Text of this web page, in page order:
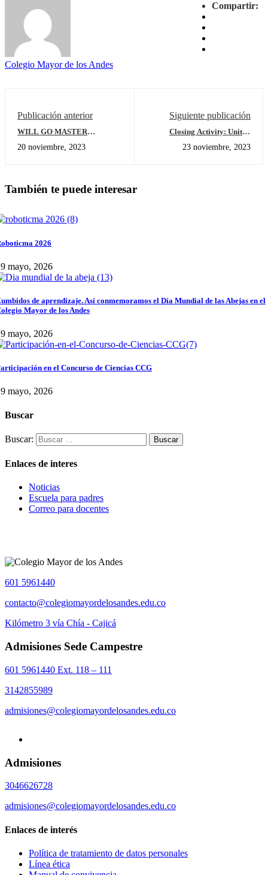
Compartir:
Colegio Mayor de los Andes
Publicación anterior
WILL GO MASTER
20 noviembre, 2023
Siguiente publicación
Closing Activity: Unit of
23 noviembre, 2023
También te puede interesar
2026
mayo, 2026
de aprendizaje. Así conmemoramos el Día Mundial de las Abejas en el
Mayor de los Andes
mayo, 2026
en el Concurso de Ciencias CCG
mayo, 2026
Buscar
Buscar:
Enlaces de interes
Noticias
Escuela para padres
Correo para docentes
601 5961440
contacto@colegiomayordelosandes.edu.co
Kilómetro 3 vía Chía - Cajicá
Admisiones Sede Campestre
601 5961440 Ext. 118 – 111
3142855989
admisiones@colegiomayordelosandes.edu.co
Admisiones
3046626728
admisiones@colegiomayordelosandes.edu.co
Enlaces de interés
Política de tratamiento de datos personales
Línea ética